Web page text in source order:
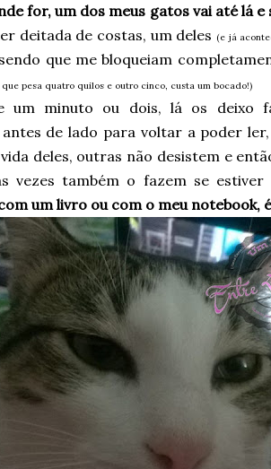
for, um dos meus gatos vai até lá
deitada de costas, um deles (e já
que me bloqueiam
pesa quatro quilos e outro cinco, custa um bocado!)
um minuto ou dois, lá os deixo
de lado para voltar a poder
deles, outras não desistem e
vezes também o fazem se
um livro ou com o meu notebook,